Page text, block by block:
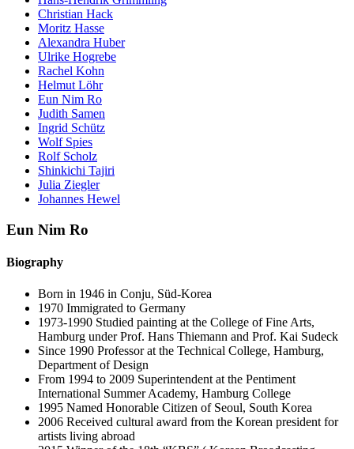
Christian Hack
Moritz Hasse
Alexandra Huber
Ulrike Hogrebe
Rachel Kohn
Helmut Löhr
Eun Nim Ro
Judith Samen
Ingrid Schütz
Wolf Spies
Rolf Scholz
Shinkichi Tajiri
Julia Ziegler
Johannes Hewel
Eun Nim Ro
Biography
Born in 1946 in Conju, Süd-Korea
1970 Immigrated to Germany
1973-1990 Studied painting at the College of Fine Arts,
Hamburg under Prof. Hans Thiemann and Prof. Kai Sudeck
Since 1990 Professor at the Technical College, Hamburg,
Department of Design
From 1994 to 2009 Superintendent at the Pentiment
International Summer Academy, Hamburg College
1995 Named Honorable Citizen of Seoul, South Korea
2006 Received cultural award from the Korean president for
artists living abroad